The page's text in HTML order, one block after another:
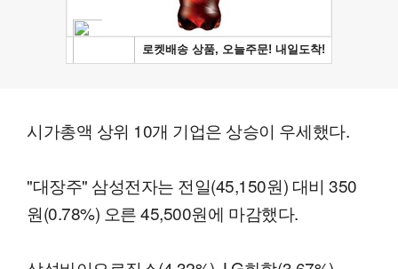
시가총액 상위 10개 기업은 상승이 우세했다.
"대장주" 삼성전자는 전일(45,150원) 대비 350
원(0.78%) 오른 45,500원에 마감했다.